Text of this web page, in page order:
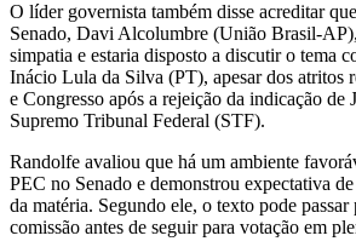
O líder governista também disse acreditar
Senado, Davi Alcolumbre (União Brasil-
simpatia e estaria disposto a discutir o tema
Inácio Lula da Silva (PT), apesar dos atritos
e Congresso após a rejeição da indicação de
Supremo Tribunal Federal (STF).
Randolfe avaliou que há um ambiente
PEC no Senado e demonstrou expectativa
da matéria. Segundo ele, o texto pode passar
comissão antes de seguir para votação em